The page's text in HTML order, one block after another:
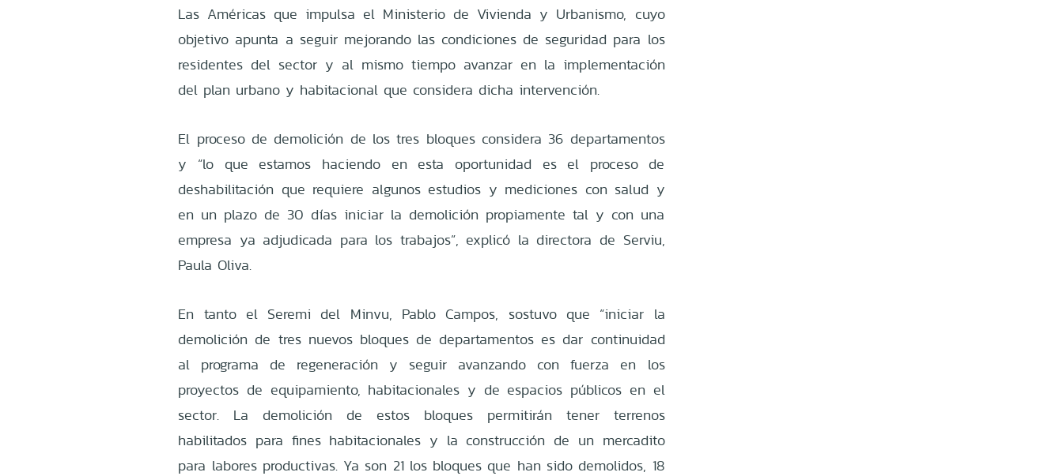
Las Américas que impulsa el Ministerio de Vivienda y Urbanismo, cuyo
objetivo apunta a seguir mejorando las condiciones de seguridad para los
residentes del sector y al mismo tiempo avanzar en la implementación
del plan urbano y habitacional que considera dicha intervención.
El proceso de demolición de los tres bloques considera 36 departamentos
y “lo que estamos haciendo en esta oportunidad es el proceso de
deshabilitación que requiere algunos estudios y mediciones con salud y
en un plazo de 30 días iniciar la demolición propiamente tal y con una
empresa ya adjudicada para los trabajos”, explicó la directora de Serviu,
Paula Oliva.
En tanto el Seremi del Minvu, Pablo Campos, sostuvo que “iniciar la
demolición de tres nuevos bloques de departamentos es dar continuidad
al programa de regeneración y seguir avanzando con fuerza en los
proyectos de equipamiento, habitacionales y de espacios públicos en el
sector. La demolición de estos bloques permitirán tener terrenos
habilitados para fines habitacionales y la construcción de un mercadito
para labores productivas. Ya son 21 los bloques que han sido demolidos, 18